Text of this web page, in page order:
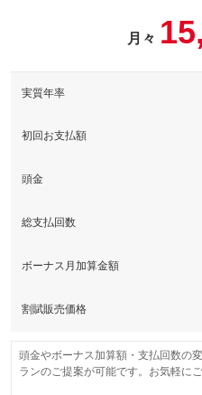
このパック
このパック
月々
実質年率
初回お支払額
頭金
総支払回数
ボーナス月加算金額
割賦販売価格
頭金やボーナス加算額・支払回数の
ランのご提案が可能です。お気軽に